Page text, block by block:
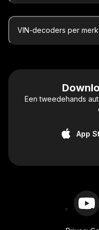
VIN-decoders per merk
Een tweedehands
App